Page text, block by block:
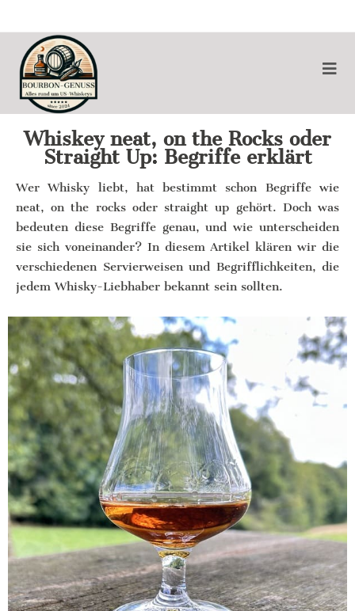
Whiskey neat, on the Rocks oder
Straight Up: Begriffe erklärt
Wer Whisky liebt, hat bestimmt schon Begriffe wie
neat, on the rocks oder straight up gehört. Doch was
bedeuten diese Begriffe genau, und wie unterscheiden
sie sich voneinander? In diesem Artikel klären wir die
verschiedenen Servierweisen und Begrifflichkeiten, die
jedem Whisky-Liebhaber bekannt sein sollten.